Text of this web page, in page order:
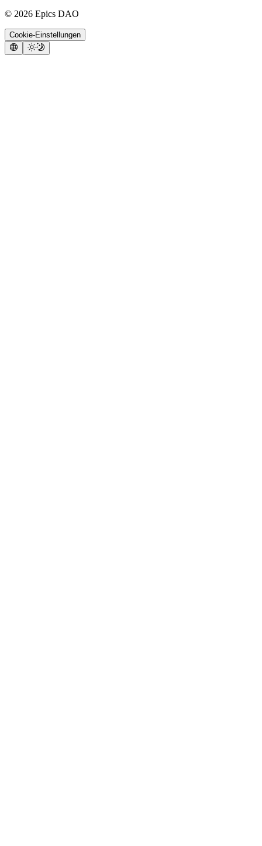
© 2026 Epics DAO
Cookie-Einstellungen